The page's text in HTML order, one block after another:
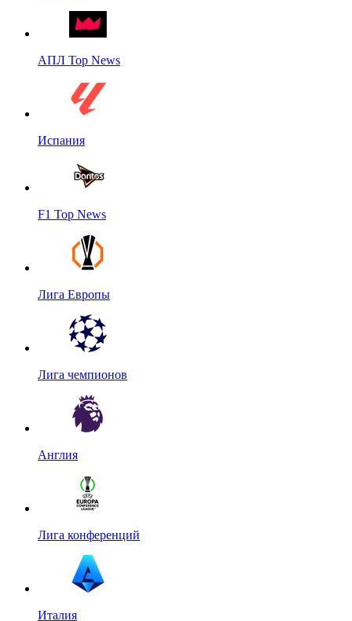
АПЛ Top News
Испания
F1 Top News
Лига Европы
Лига чемпионов
Англия
Лига конференций
Италия